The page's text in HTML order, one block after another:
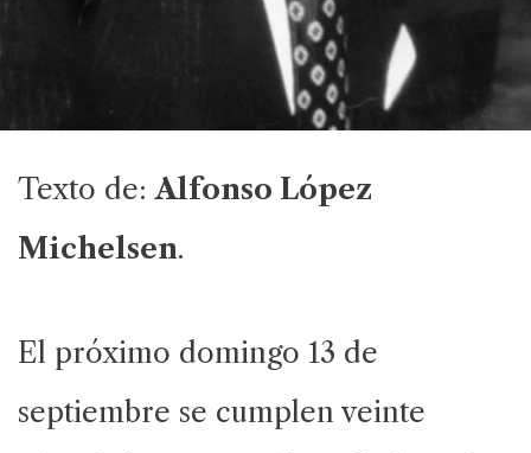
Texto de:Alfonso López
Michelsen.
El próximo domingo 13 de
septiembre se cumplen veinte